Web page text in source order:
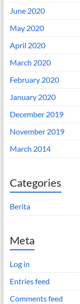
June 2020
May 2020
April 2020
March 2020
February 2020
January 2020
December 2019
November 2019
March 2014
Categories
Berita
Meta
Log in
Entries feed
Comments feed